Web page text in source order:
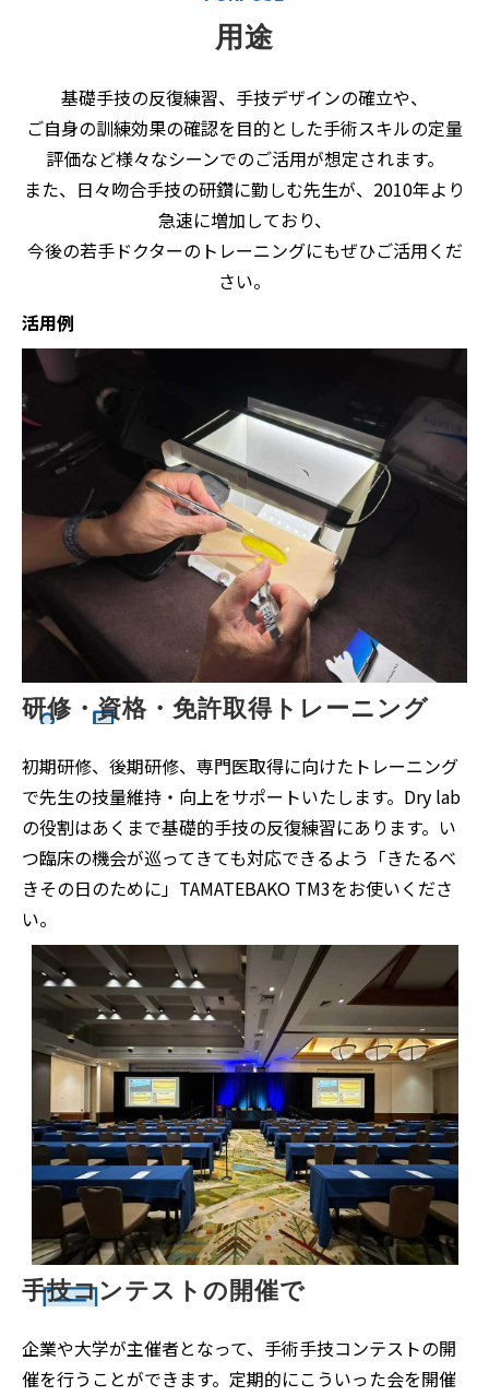
用途
基礎手技の反復練習、手技デザインの確立や、
ご自身の訓練効果の確認を目的とした手術スキルの定量
評価など様々なシーンでのご活用が想定されます。
また、日々吻合手技の研鑽に勤しむ先生が、2010年より
急速に増加しており、
今後の若手ドクターのトレーニングにもぜひご活用くだ
さい。
活用例
研修・資格・免許取得トレーニング
初期研修、後期研修、専門医取得に向けたトレーニング
で先生の技量維持・向上をサポートいたします。Dry lab
の役割はあくまで基礎的手技の反復練習にあります。い
つ臨床の機会が巡ってきても対応できるよう「きたるべ
きその日のために」TAMATEBAKO TM3をお使いくださ
い。
手技コンテストの開催で
企業や大学が主催者となって、手術手技コンテストの開
催を行うことができます。定期的にこういった会を開催